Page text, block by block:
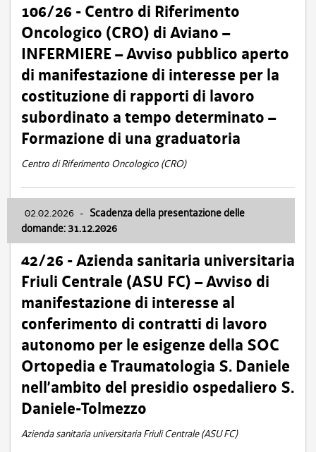
106/26 - Centro di Riferimento
Oncologico (CRO) di Aviano –
INFERMIERE – Avviso pubblico aperto
di manifestazione di interesse per la
costituzione di rapporti di lavoro
subordinato a tempo determinato –
Formazione di una graduatoria
Centro di Riferimento Oncologico (CRO)
02.02.2026 - Scadenza della presentazione delle
domande: 31.12.2026
42/26 - Azienda sanitaria universitaria
Friuli Centrale (ASU FC) – Avviso di
manifestazione di interesse al
conferimento di contratti di lavoro
autonomo per le esigenze della SOC
Ortopedia e Traumatologia S. Daniele
nell’ambito del presidio ospedaliero S.
Daniele-Tolmezzo
Azienda sanitaria universitaria Friuli Centrale (ASU FC)